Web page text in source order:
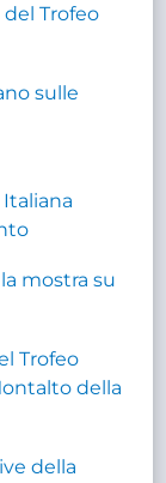
Trofeo
sulle
mostra su
Trofeo
della
della